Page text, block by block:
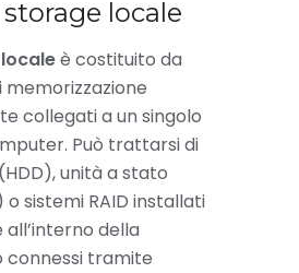
storage locale
è costituito da
memorizzazione
collegati a un singolo
Può trattarsi di
unità a stato
o sistemi RAID installati
della
connessi tramite